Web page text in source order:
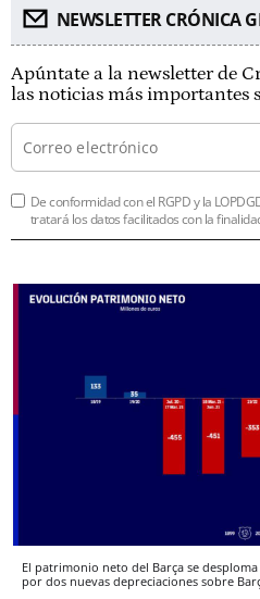
NEWSLETTER CRÓNICA
Apúntate a la newsletter de
las noticias más importantes
De conformidad con el RGPD y la
tratará los datos facilitados con la
El patrimonio neto del Barça se
por dos nuevas depreciaciones sobre